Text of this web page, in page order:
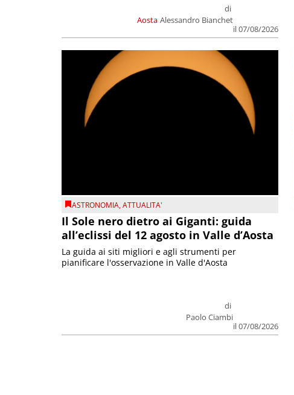
Aosta
di
Alessandro Bianchet
il 07/08/2026
ASTRONOMIA,ATTUALITA'
Il Sole nero dietro ai Giganti: guida
all’eclissi del 12 agosto in Valle d’Aosta
di
Paolo Ciambi
il 07/08/2026
La guida ai siti migliori e agli strumenti per
pianificare l'osservazione in Valle d'Aosta